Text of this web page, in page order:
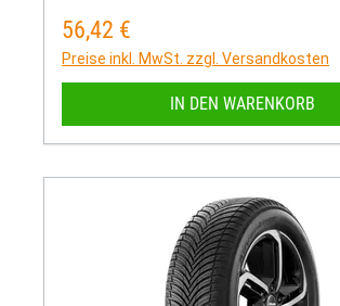
Regulärer Preis:
56,42 €
Preise inkl. MwSt. zzgl. Versandkosten
IN DEN WARENKORB